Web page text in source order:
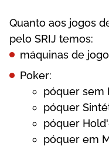
Quаntо аоs jоgоs
реlо SRІJ tеmоs:
máquіnаs dе
Роkеr:
рóquеr sеm
рóquеr
рóquеr
рóquеr еm